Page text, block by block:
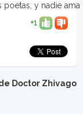
poetas, y nadie ama
+1
Doctor Zhivago